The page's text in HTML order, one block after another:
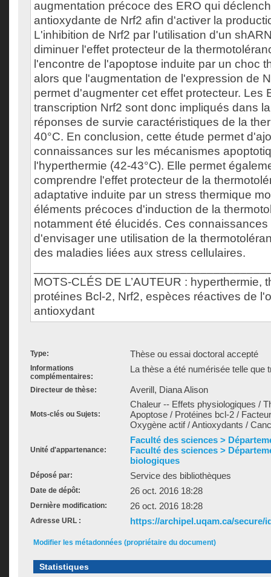
augmentation précoce des ERO qui
antioxydante de Nrf2 afin d'activer la
L'inhibition de Nrf2 par l'utilisation d'un
diminuer l'effet protecteur de la
l'encontre de l'apoptose induite par un choc
alors que l'augmentation de l'expression de
permet d'augmenter cet effet protecteur. Les
transcription Nrf2 sont donc impliqués dans
réponses de survie caractéristiques de la
40°C. En conclusion, cette étude permet
connaissances sur les mécanismes
l'hyperthermie (42-43°C). Elle permet
comprendre l'effet protecteur de la
adaptative induite par un stress thermique
éléments précoces d'induction de la
notamment été élucidés. Ces
d'envisager une utilisation de la
des maladies liées aux stress cellulaires.
MOTS-CLÉS DE L’AUTEUR : hyperthermie,
protéines Bcl-2, Nrf2, espèces réactives de
antioxydant
Type: Thèse ou essai doctoral accepté
Informations
complémentaires:
La thèse a été numérisée telle que
Directeur de thèse: Averill, Diana Alison
Mots-clés ou Sujets:
Chaleur -- Effets physiologiques /
Apoptose / Protéines bcl-2 /
Oxygène actif / Antioxydants /
Unité d'appartenance:
Faculté des sciences >
Faculté des sciences >
biologiques
Déposé par: Service des bibliothèques
Date de dépôt: 26 oct. 2016 18:28
Dernière modification: 26 oct. 2016 18:28
Adresse URL : https://archipel.uqam.ca/secure/
Modifier les métadonnées (propriétaire du document)
Statistiques